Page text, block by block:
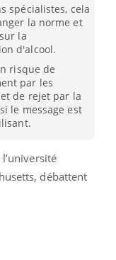
spécialistes, cela
la norme et
la
d'alcool.
risque de
par les
de rejet par la
le message est
débattent